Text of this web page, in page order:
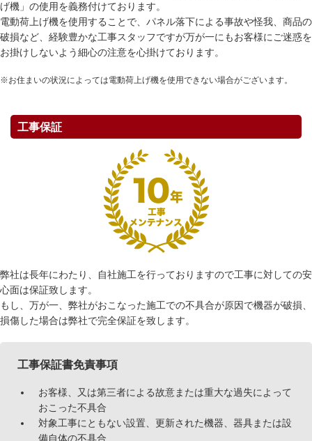
げ機」の使用を義務付けております。
電動荷上げ機を使用することで、パネル落下による事故や怪我、商品の
破損など、経験豊かな工事スタッフですが万が一にもお客様にご迷惑を
お掛けしないよう細心の注意を心掛けております。
※お住まいの状況によっては電動荷上げ機を使用できない場合がございます。
工事保証
弊社は長年にわたり、自社施工を行っておりますので工事に対しての安
心面は保証致します。
もし、万が一、弊社がおこなった施工での不具合が原因で機器が破損、
損傷した場合は弊社で完全保証を致します。
工事保証書免責事項
お客様、又は第三者による故意または重大な過失によって
おこった不具合
対象工事にともない設置、更新された機器、器具または設
備自体の不具合